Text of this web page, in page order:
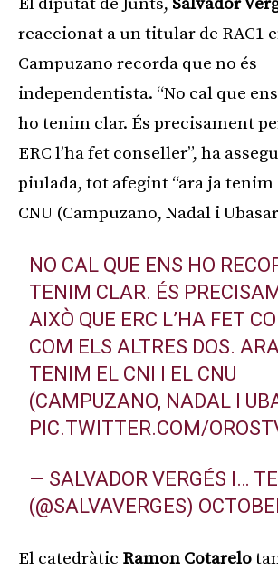
reaccionat a un titular de RAC1
Campuzano recorda que no és
independentista. “No cal que
ho tenim clar. És precisament
ERC l’ha fet conseller”, ha
piulada, tot afegint “ara ja tenim
CNU (Campuzano, Nadal i
NO CAL QUE ENS HO
TENIM CLAR. ÉS
AIXÒ QUE ERC L’HA FET
COM ELS ALTRES DOS.
TENIM EL CNI I EL CNU
(CAMPUZANO, NADAL I
PIC.TWITTER.COM/
— SALVADOR VERGÉS I…
(@SALVAVERGES)
El catedràtic Ramon Cotarelo